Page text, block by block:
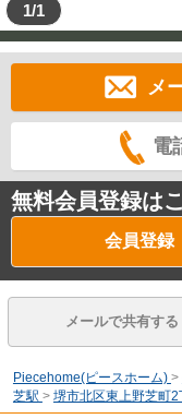
1/1
メ
電
無料会員登録は
会員登録
メールで共有する
Piecehome(ピースホーム) >
芝駅 > 堺市北区東上野芝町2